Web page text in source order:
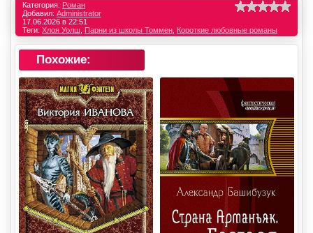
Категория: Роман
Добавил: Administrator
17.06.2026 в 22:51
Теги: Хлоя Уолш Парни из школы Томмен Короткие любовные романы
Похожие: